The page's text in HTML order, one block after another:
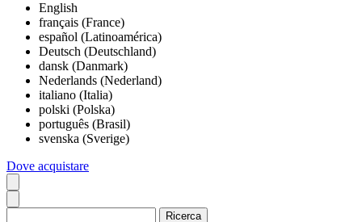
English
français (France)
español (Latinoamérica)
Deutsch (Deutschland)
dansk (Danmark)
Nederlands (Nederland)
italiano (Italia)
polski (Polska)
português (Brasil)
svenska (Sverige)
Dove acquistare